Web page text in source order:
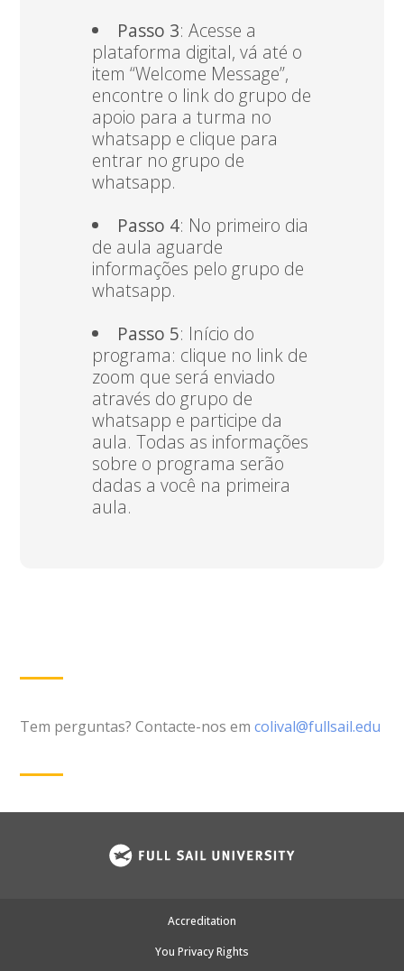
Passo 3: Acesse a
plataforma digital, vá até o
item “Welcome Message”,
encontre o link do grupo de
apoio para a turma no
whatsapp e clique para
entrar no grupo de
whatsapp.
Passo 4: No primeiro dia
de aula aguarde
informações pelo grupo de
whatsapp.
Passo 5: Início do
programa: clique no link de
zoom que será enviado
através do grupo de
whatsapp e participe da
aula. Todas as informações
sobre o programa serão
dadas a você na primeira
aula.
Tem perguntas? Contacte-nos emcolival@fullsail.edu
Accreditation
You Privacy Rights